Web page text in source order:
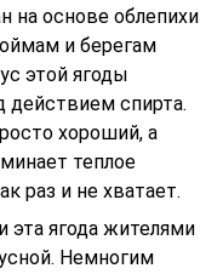
на основе облепихи
и берегам
этой ягоды
действием спирта.
хороший, а
теплое
раз и не хватает.
эта ягода жителями
Немногим